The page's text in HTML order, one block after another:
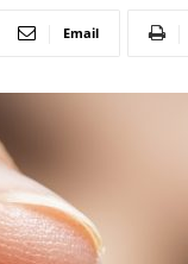
Email